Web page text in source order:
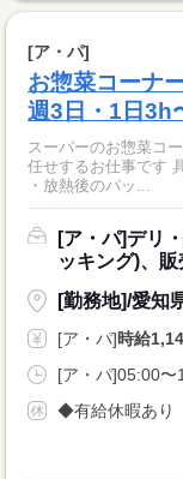
[ア・パ]
お惣菜コーナ
週3日・1日3h
スーパーのお惣菜コ
任せするお仕事です
・放熱後のパッ...
[ア・パ]デリ
ッキング)、
[勤務地]/愛知
[ア・パ]時給
[ア・パ]05:00〜
◆有給休暇あり